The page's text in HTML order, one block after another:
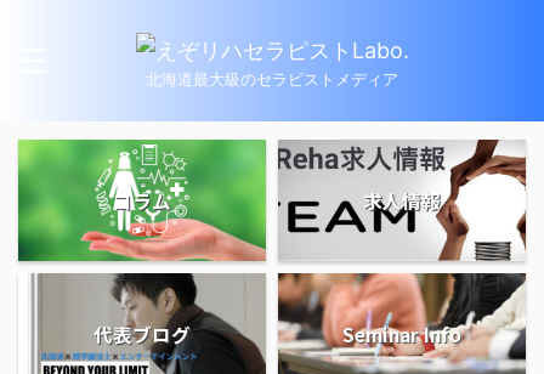
北海道最大級のセラピストメディア
コラム 求人情報
代表ブログ Seminar Info